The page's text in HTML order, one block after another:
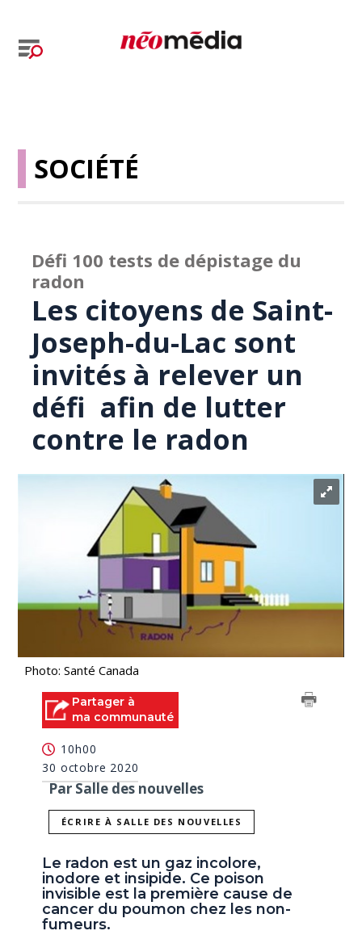
SOCIÉTÉ
Défi 100 tests de dépistage du
radon
Les citoyens de Saint-
Joseph-du-Lac sont
invités à relever un
défi afin de lutter
contre le radon
Photo: Santé Canada
Partager à
ma communauté
10h00
30 octobre 2020
Par Salle des nouvelles
ÉCRIRE À SALLE DES NOUVELLES
Le radon est un gaz incolore,
inodore et insipide. Ce poison
invisible est la première cause de
cancer du poumon chez les non-
fumeurs.